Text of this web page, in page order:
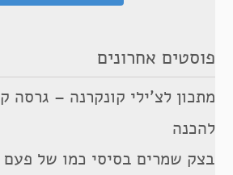
פוסטים אחרונים
מתכון לצ’ילי קונקרנה – גרסה
להכנה
בצק שמרים בסיסי כמו של פעם